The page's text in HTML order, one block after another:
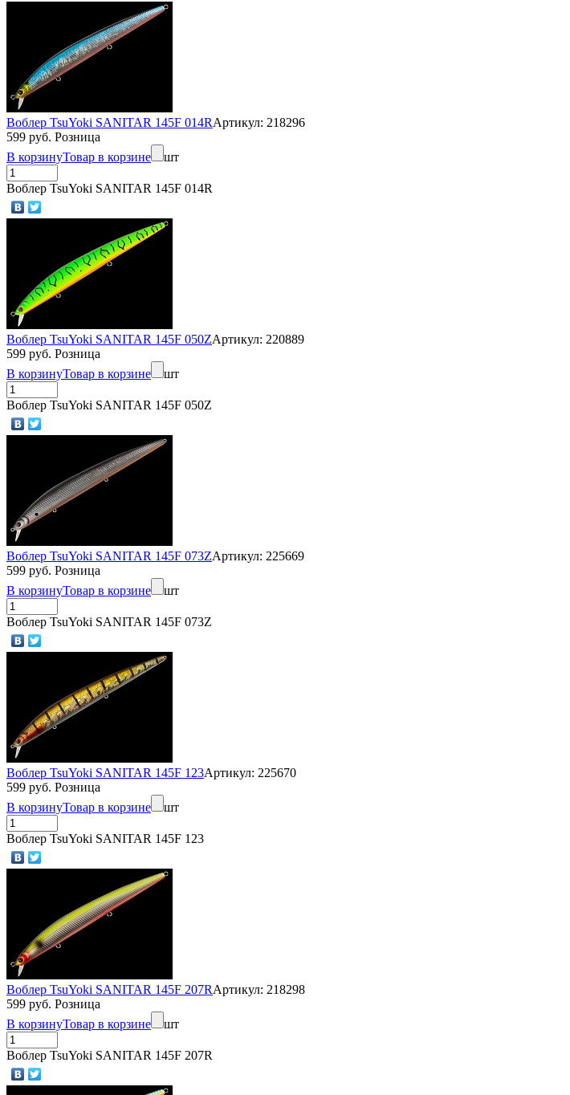
Воблер TsuYoki SANITAR 145F 014RАртикул: 218296
599 руб. Розница
В корзинуТовар в корзине шт
Воблер TsuYoki SANITAR 145F 014R
Воблер TsuYoki SANITAR 145F 050ZАртикул: 220889
599 руб. Розница
В корзинуТовар в корзине шт
Воблер TsuYoki SANITAR 145F 050Z
Воблер TsuYoki SANITAR 145F 073ZАртикул: 225669
599 руб. Розница
В корзинуТовар в корзине шт
Воблер TsuYoki SANITAR 145F 073Z
Воблер TsuYoki SANITAR 145F 123Артикул: 225670
599 руб. Розница
В корзинуТовар в корзине шт
Воблер TsuYoki SANITAR 145F 123
Воблер TsuYoki SANITAR 145F 207RАртикул: 218298
599 руб. Розница
В корзинуТовар в корзине шт
Воблер TsuYoki SANITAR 145F 207R